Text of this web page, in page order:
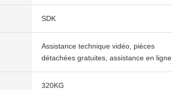
SDK
Assistance technique vidéo, pièces
détachées gratuites, assistance en ligne
320KG